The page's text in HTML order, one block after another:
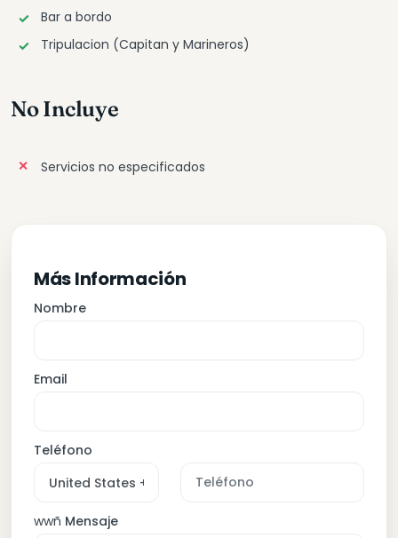
Bar a bordo
Tripulacion (Capitan y Marineros)
No Incluye
Servicios no especificados
Más Información
Nombre
Email
Teléfono
wwñ Mensaje